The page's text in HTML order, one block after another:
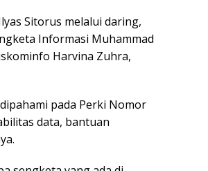
Sitorus melalui daring,
Informasi Muhammad
Harvina Zuhra,
pada Perki Nomor
data, bantuan